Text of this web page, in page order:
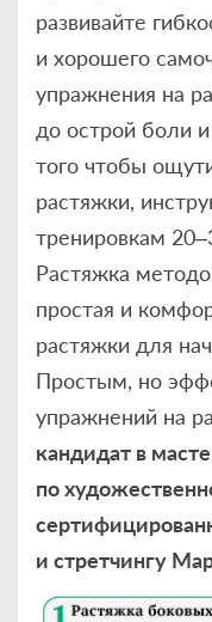
развивайте
и хорошего
упражнения на
до острой боли
того чтобы
растяжки,
тренировкам
Растяжка
простая и
растяжки для
Простым, но
упражнений на
кандидат в
по
и стретчингу